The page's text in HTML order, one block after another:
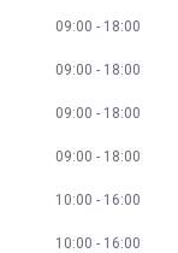
09:00 18:00
09:00 18:00
09:00 18:00
09:00 18:00
10:00 16:00
10:00 16:00